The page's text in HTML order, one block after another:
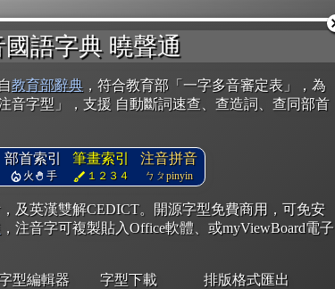
國語字典 曉聲通
教育部辭典 ，符合教育部「一字多音審定表」，為
音字型」，支援 自動斷詞速查、查造詞、查同部首
部首索引
火 手
筆畫索引
１２３４
注音拼音
ㄅㄆpinyin
及英漢雙解CEDICT。開源字型免費商用，可免安
，注音字可複製貼入Office軟體、或myViewBoard電子
型編輯器 字型下載 排版格式匯出